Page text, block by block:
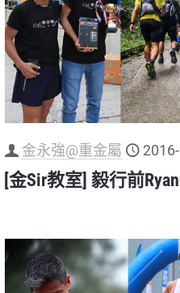
金永強@重金屬
[金Sir教室] 毅行前